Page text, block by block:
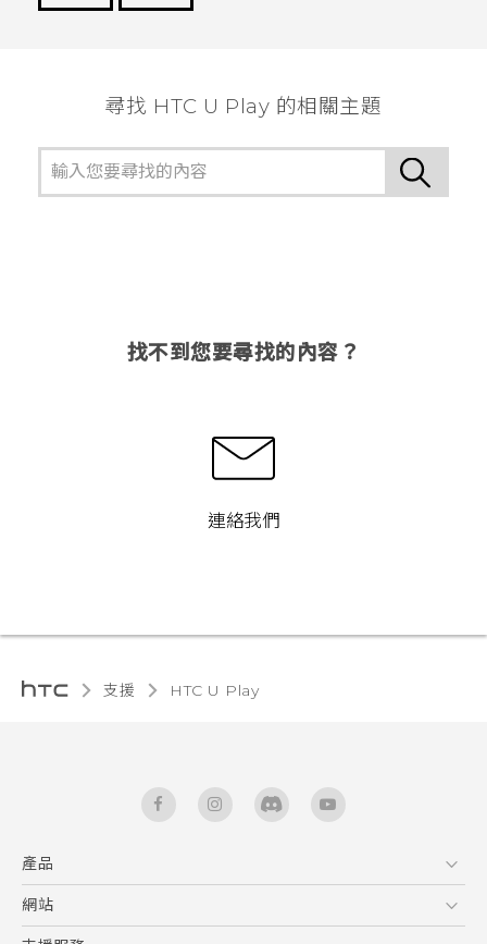
尋找 HTC U Play 的相關主題
找不到您要尋找的內容？
連絡我們
支援 HTC U Play‎
產品
5G
智能手機
網站